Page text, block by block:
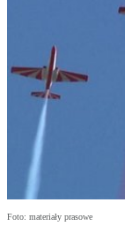
Foto: materiały prasowe